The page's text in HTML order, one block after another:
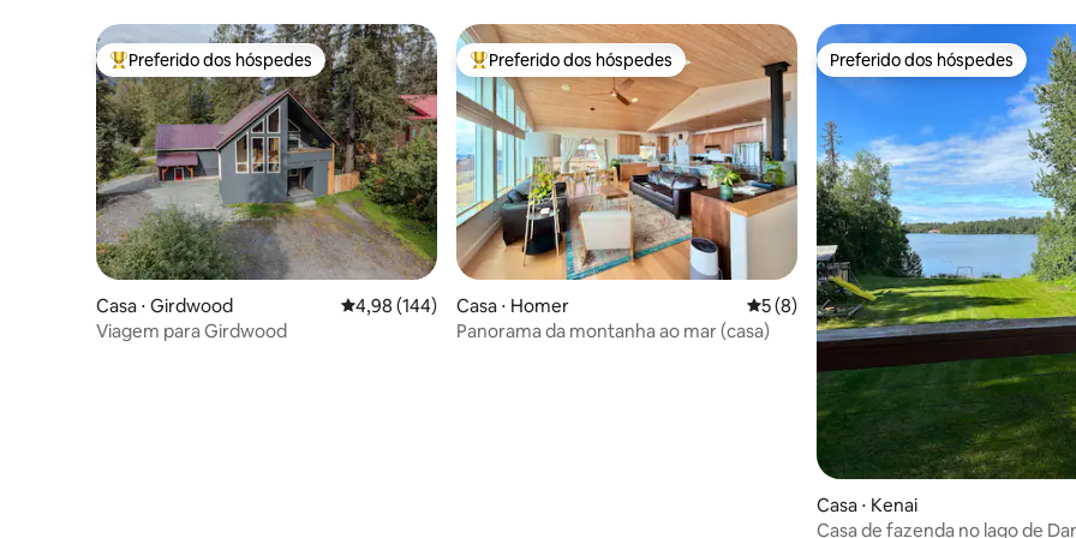
Entre os melhores preferidos dos hóspedes
Preferido dos hóspedes
Casa ⋅ Girdwood 4,98 de uma avaliação média de 5, 144 avaliações
4,98 (144)
Viagem para Girdwood
Entre os melhores preferidos dos hóspedes
Preferido dos hóspedes
Casa ⋅ Homer 5 de uma avaliação média de 5, 8
5 (8)
Panorama da montanha ao mar (casa)
Preferido dos hóspedes
Preferido dos hóspedes
Casa ⋅ Kenai
Casa de fazenda no lago de